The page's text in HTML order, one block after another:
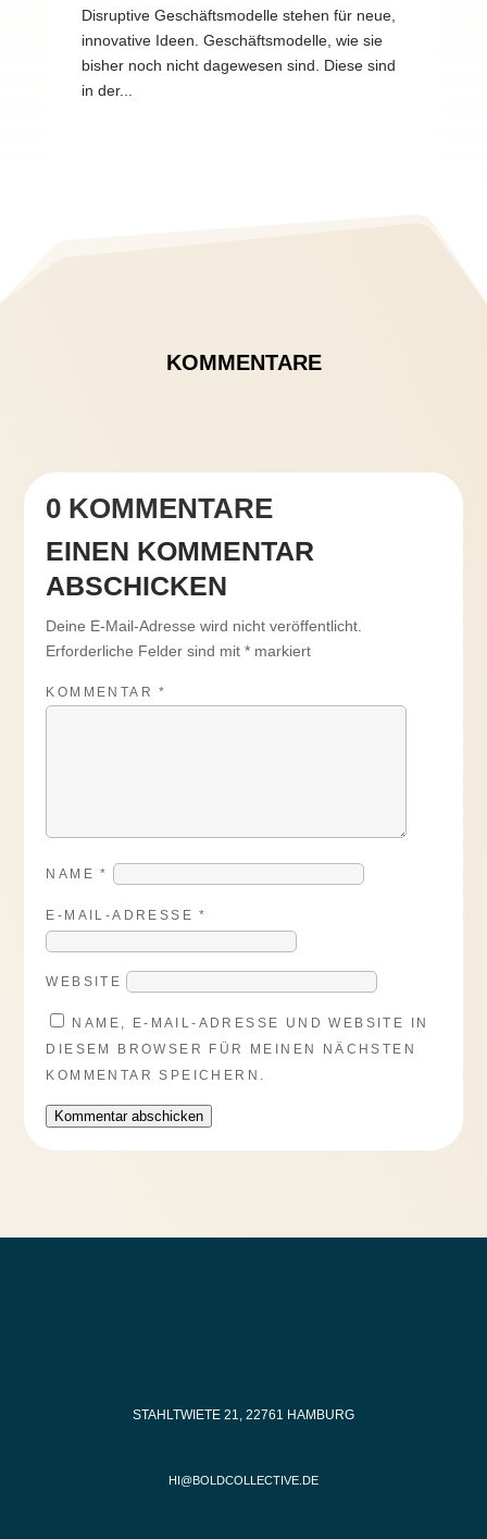
Disruptive Geschäftsmodelle stehen für neue,
innovative Ideen. Geschäftsmodelle, wie sie
bisher noch nicht dagewesen sind. Diese sind
in der...
KOMMENTARE
0 KOMMENTARE
EINEN KOMMENTAR
ABSCHICKEN
Deine E-Mail-Adresse wird nicht veröffentlicht.
Erforderliche Felder sind mit* markiert
KOMMENTAR*
NAME*
E-MAIL-ADRESSE*
WEBSITE
NAME, E-MAIL-ADRESSE UND WEBSITE IN
DIESEM BROWSER FÜR MEINEN NÄCHSTEN
KOMMENTAR SPEICHERN.
Kommentar abschicken
STAHLTWIETE 21, 22761 HAMBURG
HI@BOLDCOLLECTIVE.DE